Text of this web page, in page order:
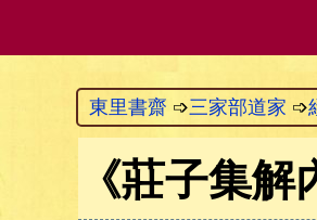
東里書齋 ➩三家部道家 ➩
《莊子集解